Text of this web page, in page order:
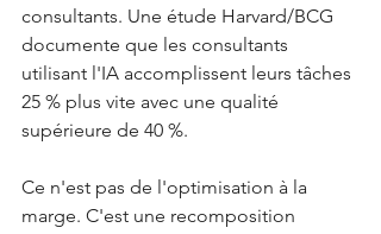
consultants. Une étude Harvard/BCG
documente que les consultants
utilisant l'IA accomplissent leurs tâches
25 % plus vite avec une qualité
supérieure de 40 %.
Ce n'est pas de l'optimisation à la
marge. C'est une recomposition